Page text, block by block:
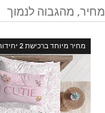
מחיר, מהגבוה לנמוך
מחיר מיוחד ברכישת 2 יחידות